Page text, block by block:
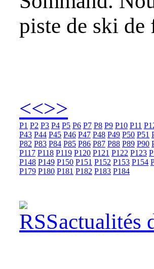
piste de ski
<<>>
P1 P2 P3 P4 P5 P6 P7 P8 P9 P10 P11
P43 P44 P45 P46 P47 P48 P49 P50 P51
P82 P83 P84 P85 P86 P87 P88 P89 P90
P117 P118 P119 P120 P121 P122 P123
P148 P149 P150 P151 P152 P153 P154
P179 P180 P181 P182 P183 P184
actualités